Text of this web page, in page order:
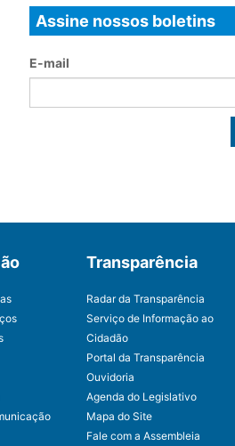
Assine nossos boletins
E-mail
Transparência
Radar da Transparência
Serviço de Informação ao
Cidadão
Portal da Transparência
Ouvidoria
Agenda do Legislativo
Mapa do Site
Fale com a Assembleia